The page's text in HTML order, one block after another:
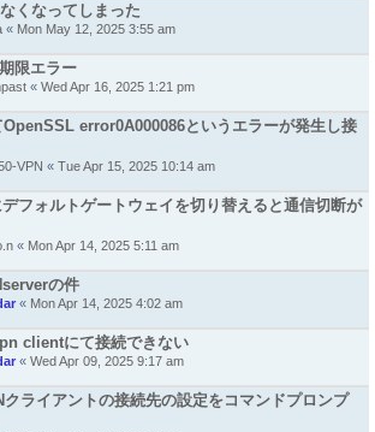
くなってしまった
« Mon May 12, 2025 3:55 am
限エラー
« Wed Apr 16, 2025 1:21 pm
error0A000086というエラーが発生し接
VPN « Tue Apr 15, 2025 10:14 am
フォルトゲートウェイを切り替えると通信切断が
« Mon Apr 14, 2025 5:11 am
の件
« Mon Apr 14, 2025 4:02 am
clientにて接続できない
« Wed Apr 09, 2025 9:17 am
ライアントの接続先の設定をコマンドプロンプ